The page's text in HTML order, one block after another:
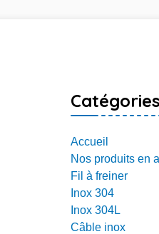
Catégories
Accueil
Nos produits en
Fil à freiner
Inox 304
Inox 304L
Câble inox